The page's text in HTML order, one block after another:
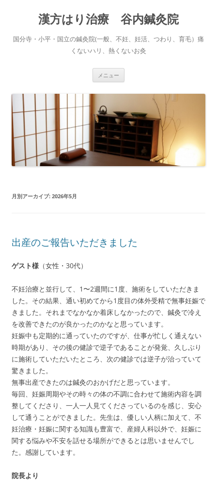
へ
ス
漢方はり治療 谷内鍼灸院
国分寺・小平・国立の鍼灸院(一般、不妊、妊活、つわり、育毛）痛
くないハリ、熱くないお灸
メニュー
月別アーカイブ: 2026年5月
出産のご報告いただきました
ゲスト様 （女性・30代）
不妊治療と並行して、1〜2週間に1度、施術をしていただきま
した。その結果、通い初めてから1度目の体外受精で無事妊娠で
きました。それまでなかなか着床しなかったので、鍼灸で冷え
を改善できたのが良かったのかなと思っています。
妊娠中も定期的に通っていたのですが、仕事が忙しく通えない
時期があり、その後の健診で逆子であることが発覚、久しぶり
に施術していただいたところ、次の健診では逆子が治っていて
驚きました。
無事出産できたのは鍼灸のおかげだと思っています。
毎回、妊娠周期やその時々の体の不調に合わせて施術内容を調
整してくださり、一人一人見てくださっているのを感じ、安心
して通うことができました。先生は、優しい人柄に加えて、不
妊治療・妊娠に関する知識も豊富で、産婦人科以外で、妊娠に
関する悩みや不安を話せる場所ができるとは思いませんでし
た。感謝しています。
院長より